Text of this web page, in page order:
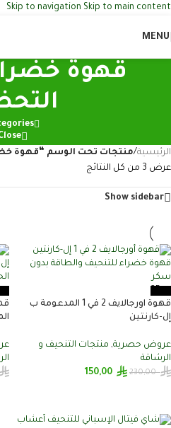
Skip to navigation Skip to main content
MENU
قهوة
الرئيسية/منتجات تحت الوسم “قهوة
عرض ⁦3⁩ من كل النتائج
Show sidebar
قهوة اورجالايف 2 في 1 المدعومة ب
إل-كارنتين
عروض حصرية, منتجات التنحيف و
الرشاقة
230,00
150,00